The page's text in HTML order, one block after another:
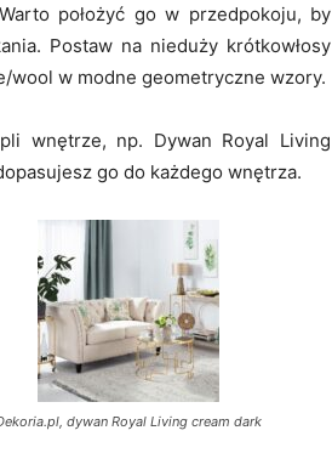
położyć go w przedpokoju, by
Postaw na nieduży krótkowłosy
wool w modne geometryczne wzory.
wnętrze, np. Dywan Royal Living
go do każdego wnętrza.
dywan Royal Living cream dark